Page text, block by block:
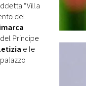
“Villa
del
Principe
e le